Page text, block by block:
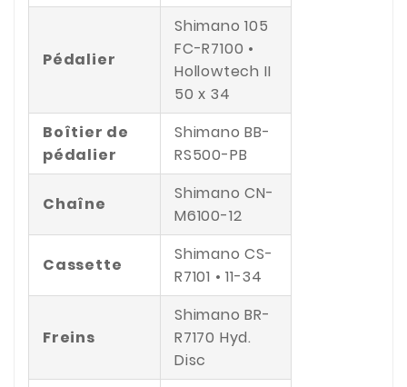
Pédalier
Shimano 105
FC-R7100 •
Hollowtech II
50 x 34
Boîtier de
pédalier
Shimano BB-
RS500-PB
Chaîne
Shimano CN-
M6100-12
Cassette
Shimano CS-
R7101 • 11-34
Freins
Shimano BR-
R7170 Hyd.
Disc